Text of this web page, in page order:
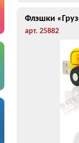
Флэшки
арт. 25882